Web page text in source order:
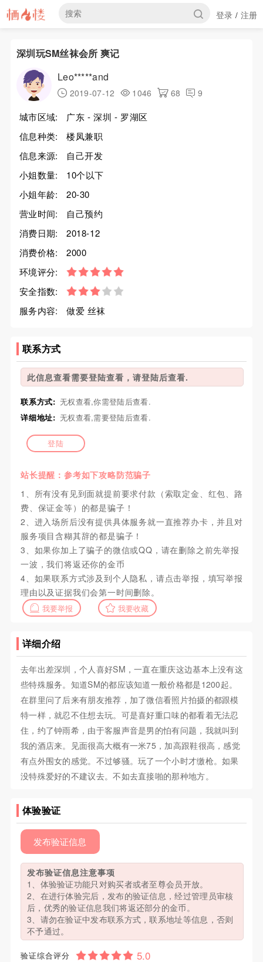
登录 / 注册
深圳玩SM丝袜会所 爽记
Leo*****and
2019-07-12 1046 68 9
城市区域:
广东 - 深圳 - 罗湖区
信息种类:
楼凤兼职
信息来源:
自己开发
小姐数量:
10个以下
小姐年龄:
20-30
营业时间:
自己预约
消费日期:
2018-12
消费价格:
2000
环境评分:
安全指数:
服务内容:
做爱 丝袜
联系方式
此信息查看需要登陆查看，请登陆后查看.
联系方式: 无权查看,你需登陆后查看.
详细地址: 无权查看,需要登陆后查看.
登陆
站长提醒：参考如下攻略防范骗子
1、所有没有见到面就提前要求付款（索取定金、红包、路
费、保证金等）的都是骗子！
2、进入场所后没有提供具体服务就一直推荐办卡，并且对
服务项目含糊其辞的都是骗子！
3、如果你加上了骗子的微信或QQ，请在删除之前先举报
一波，我们将返还你的金币
4、如果联系方式涉及到个人隐私，请点击举报，填写举报
理由以及证据我们会第一时间删除。
我要举报 我要收藏
详细介绍
去年出差深圳，个人喜好SM，一直在重庆这边基本上没有这
些特殊服务。知道SM的都应该知道一般价格都是1200起。
在群里问了后来有朋友推荐，加了微信看照片拍摄的都跟模
特一样，就忍不住想去玩。可是喜好重口味的都看着无法忍
住，约了钟雨希，由于客服声音是男的怕有问题，我就叫到
我的酒店来。见面很高大概有一米75，加高跟鞋很高，感觉
有点外围女的感觉。不过够骚。玩了一个小时才缴枪。如果
没特殊爱好的不建议去。不如去直接啪的那种地方。
体验验证
发布验证信息
发布验证信息注意事项
1、体验验证功能只对购买者或者至尊会员开放。
2、在进行体验完后，发布的验证信息，经过管理员审核
后，优秀的验证信息我们将返还部分的金币。
3、请勿在验证中发布联系方式，联系地址等信息，否则
不予通过。
验证综合评分